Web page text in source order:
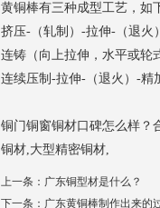
黄铜棒有三种成型工艺，如
挤压-（轧制）-拉伸-（退火
连铸（向上拉伸，水平或轮
连续压制-拉伸-（退火）-精
铜门铜窗铜材口碑怎么样？
铜材,大型精密铜材,
上一条： 广东铜型材是什么？
下一条： 广东黄铜棒制作出来的